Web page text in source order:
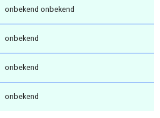
onbekend onbekend
onbekend
onbekend
onbekend